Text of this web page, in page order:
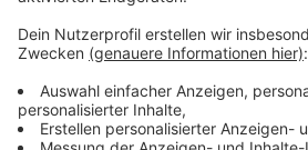
Anzeige
Die einen haben gefeiert, die
etwas gefeiert und wieder andere
entlassen, bevor es andere tun.